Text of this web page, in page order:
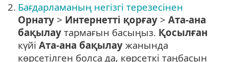
2. Бағдарламаның негізгі терезесінен
Орнату > Интернетті қорғау > Ата-ана
бақылау тармағын басыңыз. Қосылған
күйі Ата-ана бақылау жанында
көрсетілген болса да, көрсеткі таңбасын